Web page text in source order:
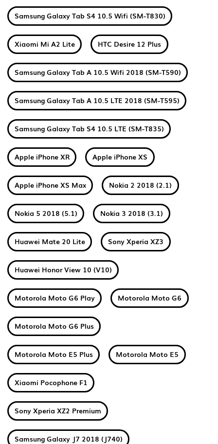
Samsung Galaxy Tab S4 10.5 Wifi (SM-T830)
Xiaomi Mi A2 Lite HTC Desire 12 Plus
Samsung Galaxy Tab A 10.5 Wifi 2018 (SM-T590)
Samsung Galaxy Tab A 10.5 LTE 2018 (SM-T595)
Samsung Galaxy Tab S4 10.5 LTE (SM-T835)
Apple iPhone XR Apple iPhone XS
Apple iPhone XS Max Nokia 2 2018 (2.1)
Nokia 5 2018 (5.1) Nokia 3 2018 (3.1)
Huawei Mate 20 Lite Sony Xperia XZ3
Huawei Honor View 10 (V10)
Motorola Moto G6 Play Motorola Moto G6
Motorola Moto G6 Plus
Motorola Moto E5 Plus Motorola Moto E5
Xiaomi Pocophone F1
Sony Xperia XZ2 Premium
Samsung Galaxy J7 2018 (J740)